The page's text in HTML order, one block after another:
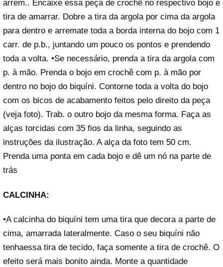
arrem.. Encaixe essa peça de crochê no respectivo bojo e
tira de amarrar. Dobre a tira da argola por cima da argola
para dentro e arremate toda a borda interna do bojo com 1
carr. de p.b., juntando um pouco os pontos e prendendo
toda a volta. •Se necessário, prenda a tira da argola com
p. à mão. Prenda o bojo em crochê com p. à mão por
dentro no bojo do biquíni. Contorne toda a volta do bojo
com os bicos de acabamento feitos pelo direito da peça
(veja foto). Trab. o outro bojo da mesma forma. Faça as
alças torcidas com 35 fios da linha, seguindo as
instruções da ilustração. A alça da foto tem 50 cm.
Prenda uma ponta em cada bojo e dê um nó na parte de
trás
CALCINHA:
•A calcinha do biquíni tem uma tira que decora a parte de
cima, amarrada lateralmente. Caso o seu biquíni não
tenhaessa tira de tecido, faça somente a tira de crochê. O
efeito será mais bonito ainda. Monte a quantidade